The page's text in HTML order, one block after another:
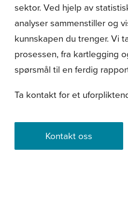
sektor. Ved hjelp av
analyser sammenstiller og
kunnskapen du trenger. Vi
prosessen, fra kartlegging
spørsmål til en ferdig
Ta kontakt for et
Kontakt oss